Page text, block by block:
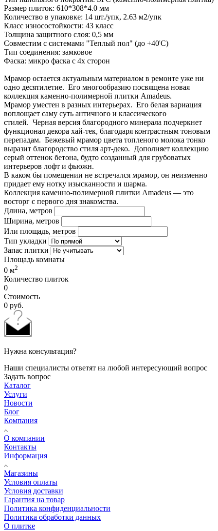
Размер плиток: 610*308*4.0 мм
Количество в упаковке: 14 шт./упк, 2.63 м2/упк
Класс износостойкости: 43 класс
Толщина защитного слоя: 0,5 мм
Совместим с системами "Теплый пол" (до +40'С)
Тип соединения: замковое
Фаска: микро фаска с 4х сторон
Мрамор остается актуальным материалом в ремонте уже ни
одно десятилетие. Его многообразию посвящена новая
коллекция каменно-полимерной плитки Amadeus.
Мрамор уместен в разных интерьерах. Его белая вариация
воплощает саму суть античного и классического
стилей. Черная версия благородного минерала подчеркнет
функционал декора хай-тек, благодаря контрастным тоновым
перепадам. Бежевый мрамор цвета топленого молока тонко
выразит благородство стиля арт-деко. Дополняет коллекцию
серый оттенок бетона, будто созданный для грубоватых
интерьеров лофт и фьюжн.
В каком бы помещении не встречался мрамор, он неизменно
придает ему нотку изысканности и шарма.
Коллекция каменно-полимерной плитки Amadeus — это
восторг с первого дня знакомства.
Длина, метров
Ширина, метров
Или площадь, метров
Тип укладки
Запас плитки
Площадь комнаты
0 м2
Количество плиток
0
Стоимость
0 руб.
Нужна консультация?
Наши специалисты ответят на любой интересующий вопрос
Задать вопрос
Каталог
Услуги
Новости
Блог
Компания
О компании
Контакты
Информация
Магазины
Условия оплаты
Условия доставки
Гарантия на товар
Политика конфиденциальности
Политика обработки данных
О плитке